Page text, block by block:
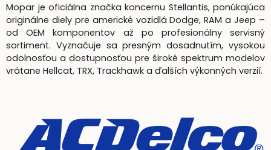
Mopar je oficiálna značka koncernu Stellantis, ponúkajúca
originálne diely pre americké vozidlá Dodge, RAM a Jeep –
od OEM komponentov až po profesionálny servisný
sortiment. Vyznačuje sa presným dosadnutím, vysokou
odolnosťou a dostupnosťou pre široké spektrum modelov
vrátane Hellcat, TRX, Trackhawk a ďalších výkonných verzií.